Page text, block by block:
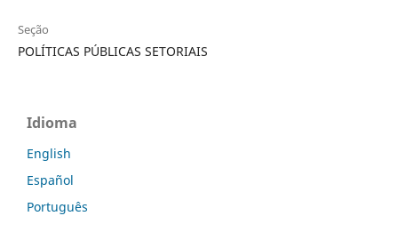
Seção
POLÍTICAS PÚBLICAS SETORIAIS
Idioma
English
Español
Português